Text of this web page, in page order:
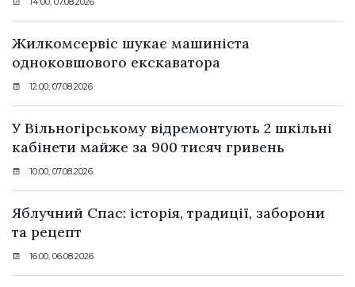
Жилкомсервіс шукає машиніста
одноковшового екскаватора
12:00, 07.08.2026
У Вільногірському відремонтують 2 шкільні
кабінети майже за 900 тисяч гривень
10:00, 07.08.2026
Яблучний Спас: історія, традиції, заборони
та рецепт
16:00, 06.08.2026